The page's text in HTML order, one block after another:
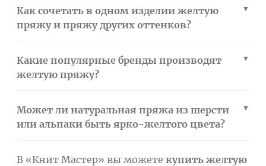
Как сочетать в одном изделии желтую
пряжу и пряжу других оттенков?
Какие популярные бренды производят
желтую пряжу?
Может ли натуральная пряжа из шерсти
или альпаки быть ярко-желтого цвета?
В «Книт Мастер» вы можете купить желтую